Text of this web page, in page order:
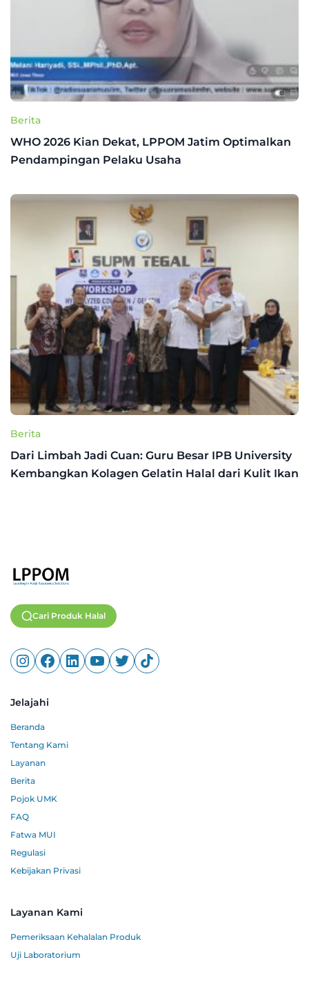
Berita
WHO 2026 Kian Dekat, LPPOM Jatim Optimalkan
Pendampingan Pelaku Usaha
Berita
Dari Limbah Jadi Cuan: Guru Besar IPB University
Kembangkan Kolagen Gelatin Halal dari Kulit Ikan
Cari Produk Halal
Jelajahi
Beranda
Tentang Kami
Layanan
Berita
Pojok UMK
FAQ
Fatwa MUI
Regulasi
Kebijakan Privasi
Layanan Kami
Pemeriksaan Kehalalan Produk
Uji Laboratorium